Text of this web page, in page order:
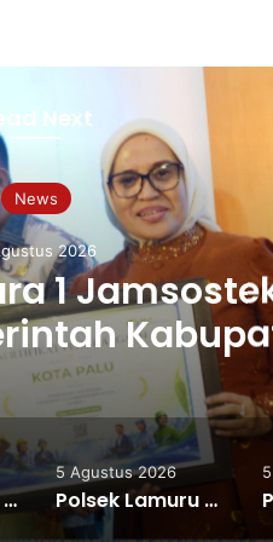
Next
News
2026
1
Karang Taruna Makassar Dukung Penuh Program Pilah Sampah, Appi Perkuat Peran sebagai Pilar Sosial
5 Agustus 2026
Polsek Lamuru Ringkus Tiga Terduga Pengedar Narkoba, Sita 89 Paket Sabu Siap Edar